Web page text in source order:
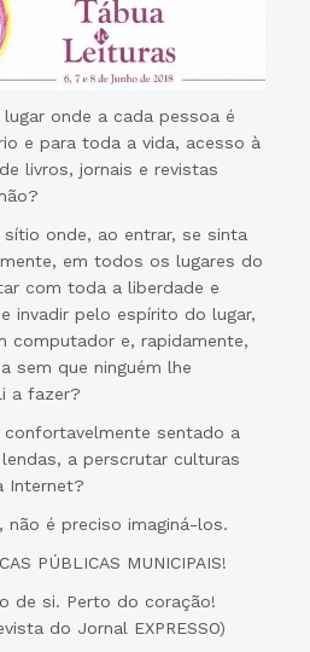
lugar onde a cada pessoa é
e para toda a vida, acesso à
livros, jornais e revistas
sítio onde, ao entrar, se sinta
em todos os lugares do
com toda a liberdade e
invadir pelo espírito do lugar,
computador e, rapidamente,
sem que ninguém lhe
a fazer?
confortavelmente sentado a
a perscrutar culturas
Internet?
não é preciso imaginá-los.
PÚBLICAS MUNICIPAIS!
de si. Perto do coração!
do Jornal EXPRESSO)